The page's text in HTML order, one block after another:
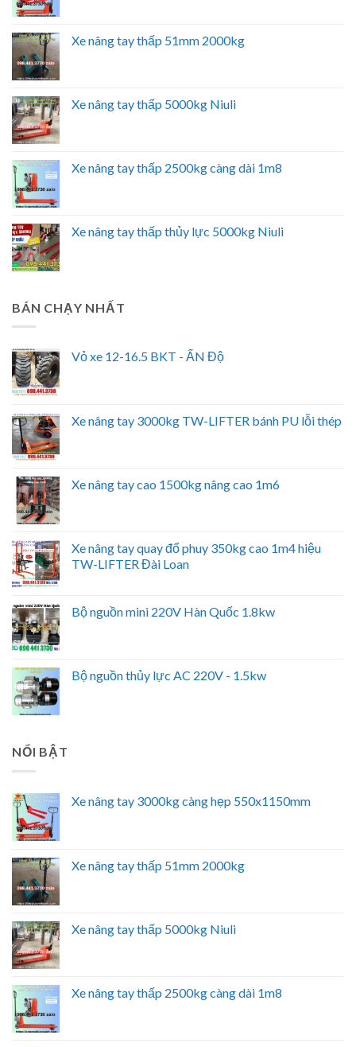
Xe nâng tay thấp 51mm 2000kg
Xe nâng tay thấp 5000kg Niuli
Xe nâng tay thấp 2500kg càng dài 1m8
Xe nâng tay thấp thủy lực 5000kg Niuli
BÁN CHẠY NHẤT
Vỏ xe 12-16.5 BKT - ẤN Độ
Xe nâng tay 3000kg TW-LIFTER bánh PU lỗi thép
Xe nâng tay cao 1500kg nâng cao 1m6
Xe nâng tay quay đổ phuy 350kg cao 1m4 hiệu
TW-LIFTER Đài Loan
Bộ nguồn mini 220V Hàn Quốc 1.8kw
Bộ nguồn thủy lực AC 220V - 1.5kw
NỔI BẬT
Xe nâng tay 3000kg càng hẹp 550x1150mm
Xe nâng tay thấp 51mm 2000kg
Xe nâng tay thấp 5000kg Niuli
Xe nâng tay thấp 2500kg càng dài 1m8